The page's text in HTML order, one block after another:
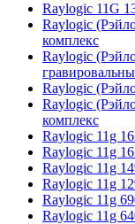
Raylogic 11G
Raylogic
комплекс
Raylogic
Raylogic
Raylogic
комплекс
Raylogic 11g
Raylogic 11g
Raylogic 11g
Raylogic 11g
Raylogic 11g
Raylogic 11g